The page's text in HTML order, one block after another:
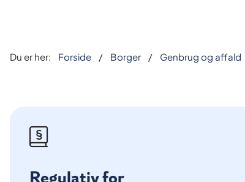
Du er her: Forside Borger Genbrug og affald
Regulativ for